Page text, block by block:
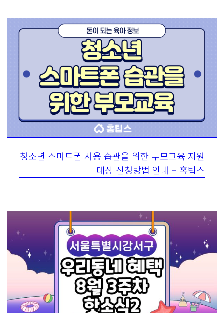
청소년 스마트폰 사용 습관을 위한 부모교육 지원
대상 신청방법 안내 – 홈팁스